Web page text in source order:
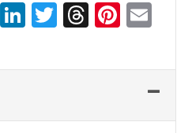
X LinkedIn
Twitter
Threads